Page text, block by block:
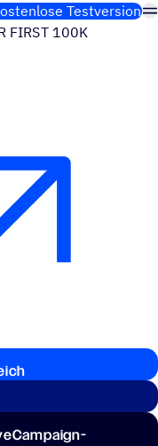
Testversion
FIRST 100K